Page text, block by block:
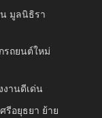
มูลนิธิรา
รถยนต์ใหม่
งานดีเด่น
รีอยุธยา ย้าย